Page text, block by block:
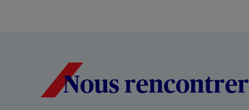
Nous rencontrer